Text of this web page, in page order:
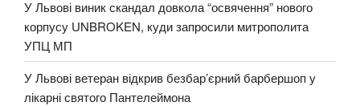
У Львові виник скандал довкола “освячення” нового
корпусу UNBROKEN, куди запросили митрополита
УПЦ МП
У Львові ветеран відкрив безбар’єрний барбершоп у
лікарні святого Пантелеймона